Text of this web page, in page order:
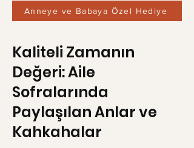
Anneye ve Babaya Özel Hediye
Kaliteli Zamanın
Değeri: Aile
Sofralarında
Paylaşılan Anlar ve
Kahkahalar